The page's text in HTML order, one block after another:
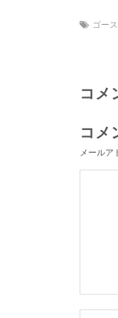
ゴー
コメ
コメ
メールア